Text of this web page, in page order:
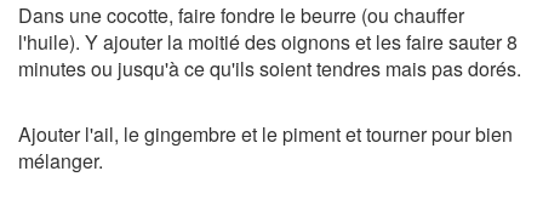
Dans une cocotte, faire fondre le beurre (ou chauffer
l'huile). Y ajouter la moitié des oignons et les faire sauter 8
minutes ou jusqu'à ce qu'ils soient tendres mais pas dorés.
Ajouter l'ail, le gingembre et le piment et tourner pour bien
mélanger.